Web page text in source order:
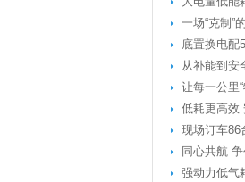
一场“克制”
底置换电配
从补能到安
让每一公里
低耗更高效
现场订车86
同心共航
强动力低气